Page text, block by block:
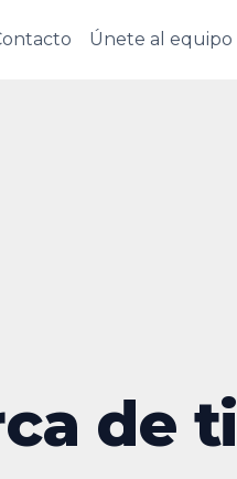
Únete al equipo
de ti